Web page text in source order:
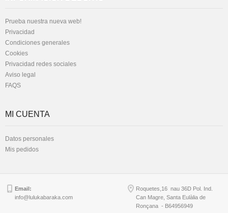
Prueba nuestra nueva web!
Privacidad
Condiciones generales
Cookies
Privacidad redes sociales
Aviso legal
FAQS
MI CUENTA
Datos personales
Mis pedidos
Email:
info@lulukabaraka.com
Roquetes,16 nau 36D Pol. Ind.
Can Magre, Santa Eulàlia de
Ronçana - B64956949